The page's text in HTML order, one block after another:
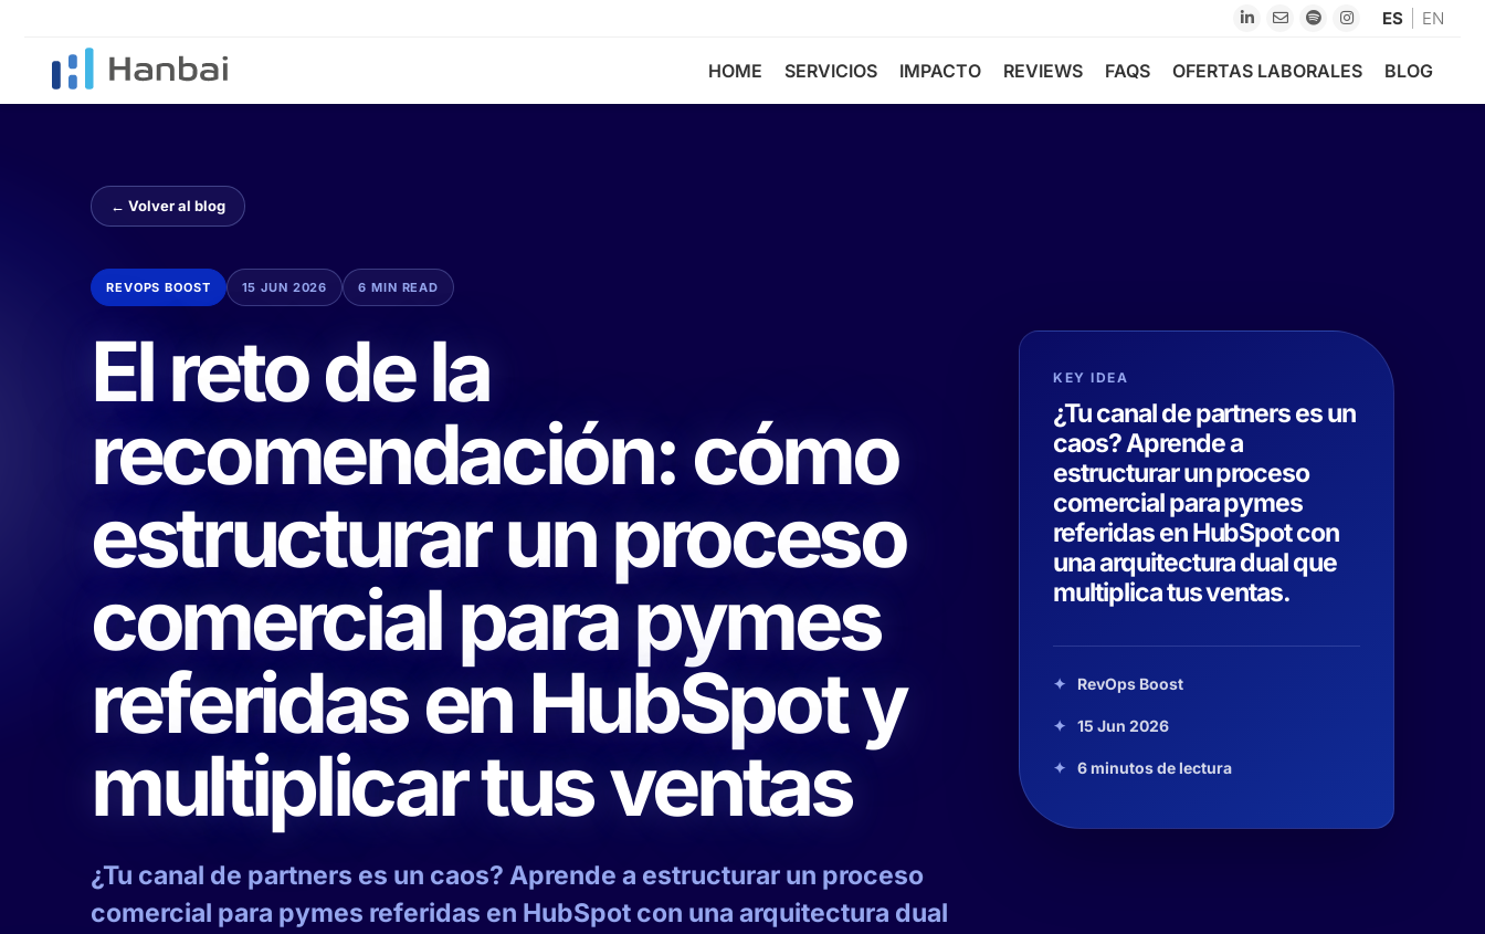
ES EN
HOME SERVICIOS IMPACTO REVIEWS FAQS OFERTAS LABORALES BLOG
← Volver al blog
REVOPS BOOST 15 JUN 2026 6 MIN READ
El reto de la
recomendación: cómo
estructurar un proceso
comercial para pymes
referidas en HubSpot y
multiplicar tus ventas
¿Tu canal de partners es un caos? Aprende a estructurar un proceso
comercial para pymes referidas en HubSpot con una arquitectura dual
KEY IDEA
¿Tu canal de partners es un
caos? Aprende a
estructurar un proceso
comercial para pymes
referidas en HubSpot con
una arquitectura dual que
multiplica tus ventas.
RevOps Boost
15 Jun 2026
6 minutos de lectura